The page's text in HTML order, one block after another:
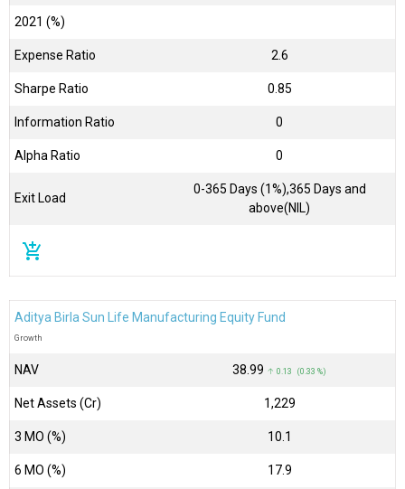
2021 (%)
Expense Ratio 2.6
Sharpe Ratio 0.85
Information Ratio 0
Alpha Ratio 0
Exit Load
0-365 Days (1%),365 Days and
above(NIL)
add_shopping_cart
Aditya Birla Sun Life Manufacturing Equity Fund
Growth
NAV ₹38.99 ↑ 0.13 (0.33 %)
Net Assets (Cr) ₹1,229
3 MO (%) 10.1
6 MO (%) 17.9